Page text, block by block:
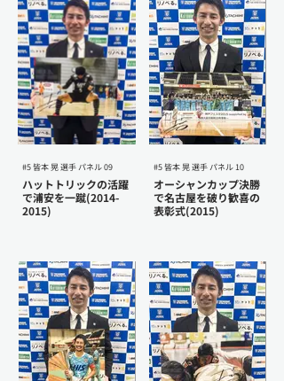
#5 皆本 晃 選手 パネル 09
ハットトリックの活躍
で浦安を一蹴(2014-
2015)
#5 皆本 晃 選手 パネル 10
オーシャンカップ決勝
で名古屋を破り歓喜の
表彰式(2015)